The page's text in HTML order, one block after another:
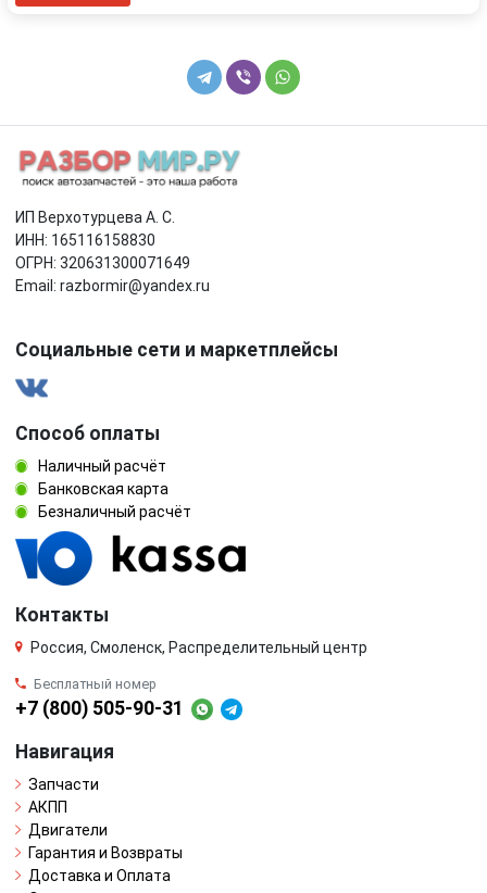
ИП Верхотурцева А. С.
ИНН: 165116158830
ОГРН: 320631300071649
Email: razbormir@yandex.ru
Социальные сети и маркетплейсы
Способ оплаты
Наличный расчёт
Банковская карта
Безналичный расчёт
Контакты
Россия, Смоленск, Распределительный центр
Бесплатный номер
+7 (800) 505-90-31
Навигация
Запчасти
АКПП
Двигатели
Гарантия и Возвраты
Доставка и Оплата